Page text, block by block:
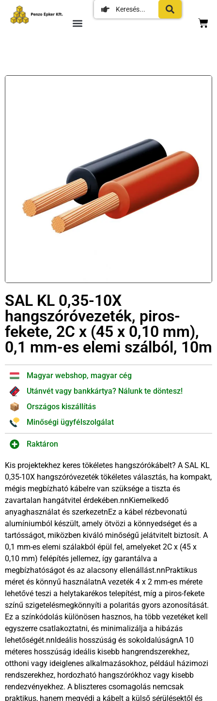
SAL KL 0,35-10X
hangszóróvezeték, piros-
fekete, 2C x (45 x 0,10 mm),
0,1 mm-es elemi szálból, 10m
Magyar webshop, magyar cég
Utánvét vagy bankkártya? Nálunk te döntesz!
Országos kiszállítás
Minőségi ügyfélszolgálat
Raktáron
Kis projektekhez keres tökéletes hangszórókábelt? A SAL KL
0,35-10X hangszóróvezeték tökéletes választás, ha kompakt,
mégis megbízható kábelre van szüksége a tiszta és
zavartalan hangátvitel érdekében.nnKiemelkedő
anyaghasználat és szerkezetnEz a kábel rézbevonatú
alumíniumból készült, amely ötvözi a könnyedséget és a
tartósságot, miközben kiváló minőségű jelátvitelt biztosít. A
0,1 mm-es elemi szálakból épül fel, amelyeket 2C x (45 x
0,10 mm) felépítés jellemez, így garantálva a
megbízhatóságot és az alacsony ellenállást.nnPraktikus
méret és könnyű használatnA vezeték 4 x 2 mm-es mérete
lehetővé teszi a helytakarékos telepítést, míg a piros-fekete
színű szigetelésmegkönnyíti a polaritás gyors azonosítását.
Ez a színkódolás különösen hasznos, ha több vezetéket kell
egyszerre csatlakoztatni, és minimalizálja a hibázás
lehetőségét.nnIdeális hosszúság és sokoldalúságnA 10
méteres hosszúság ideális kisebb hangrendszerekhez,
otthoni vagy ideiglenes alkalmazásokhoz, például házimozi
rendszerekhez, hordozható hangszórókhoz vagy kisebb
rendezvényekhez. A bliszteres csomagolás nemcsak
praktikus, hanem megvédi a kábelt a külső sérülésektől és